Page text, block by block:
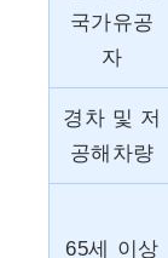
국가유공
자
경차 및 저
공해차량
65세 이상